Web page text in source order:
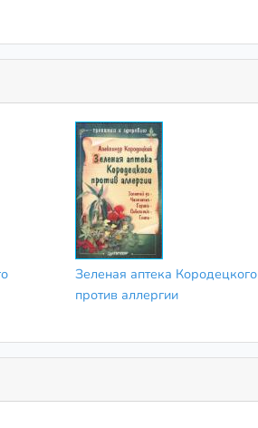
Зеленая аптека Кородецкого
против аллергии